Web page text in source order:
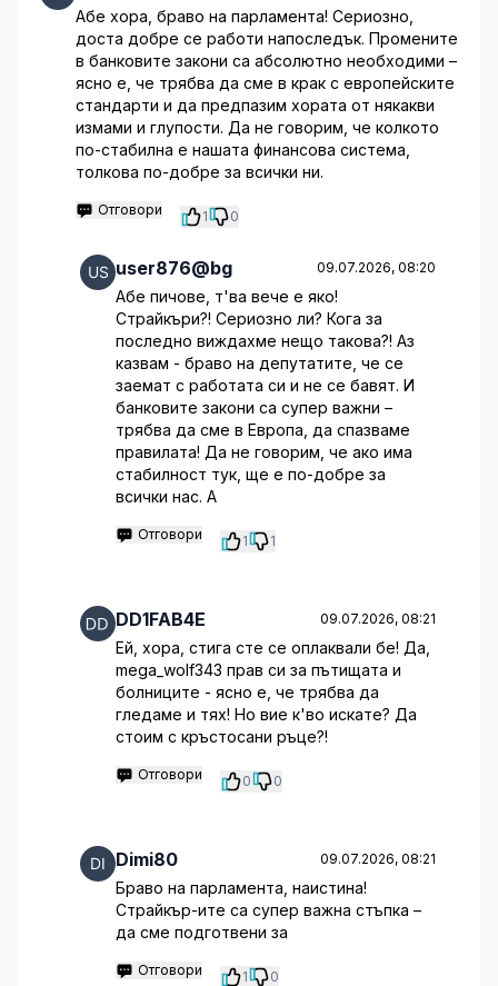
Абе хора, браво на парламента! Сериозно,
доста добре се работи напоследък. Промените
в банковите закони са абсолютно необходими –
ясно е, че трябва да сме в крак с европейските
стандарти и да предпазим хората от някакви
измами и глупости. Да не говорим, че колкото
по-стабилна е нашата финансова система,
толкова по-добре за всички ни.
Отговори 1 0
user876@bg 09.07.2026, 08:20
Абе пичове, т'ва вече е яко!
Страйкъри?! Сериозно ли? Кога за
последно виждахме нещо такова?! Аз
казвам - браво на депутатите, че се
заемат с работата си и не се бавят. И
банковите закони са супер важни –
трябва да сме в Европа, да спазваме
правилата! Да не говорим, че ако има
стабилност тук, ще е по-добре за
всички нас. А
Отговори 1 1
DD1FAB4E 09.07.2026, 08:21
Ей, хора, стига сте се оплаквали бе! Да,
mega_wolf343 прав си за пътищата и
болниците - ясно е, че трябва да
гледаме и тях! Но вие к'во искате? Да
стоим с кръстосани ръце?!
Отговори 0 0
Dimi80 09.07.2026, 08:21
Браво на парламента, наистина!
Страйкър-ите са супер важна стъпка –
да сме подготвени за
Отговори 1 0